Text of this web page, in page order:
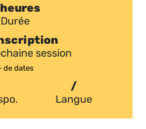
Durée
session
de dates
/
Langue